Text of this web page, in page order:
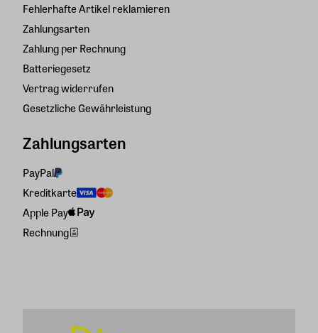
Fehlerhafte Artikel reklamieren
Zahlungsarten
Zahlung per Rechnung
Batteriegesetz
Vertrag widerrufen
Gesetzliche Gewährleistung
Zahlungsarten
PayPal
Kreditkarte
Apple Pay
Rechnung